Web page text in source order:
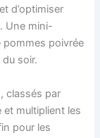
d’optimiser
Une mini-
pommes poivrée
soir.
classés par
multiplient les
pour les